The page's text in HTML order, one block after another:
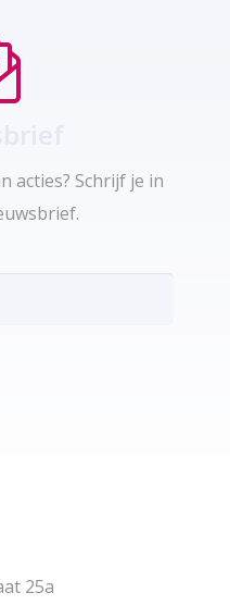
acties? Schrijf je in
25a